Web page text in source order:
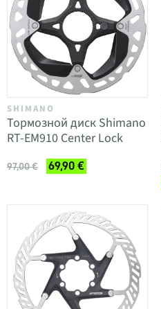
SHIMANO
Тормозной диск Shimano
RT-EM910 Center Lock
97,00 € 69,90 €